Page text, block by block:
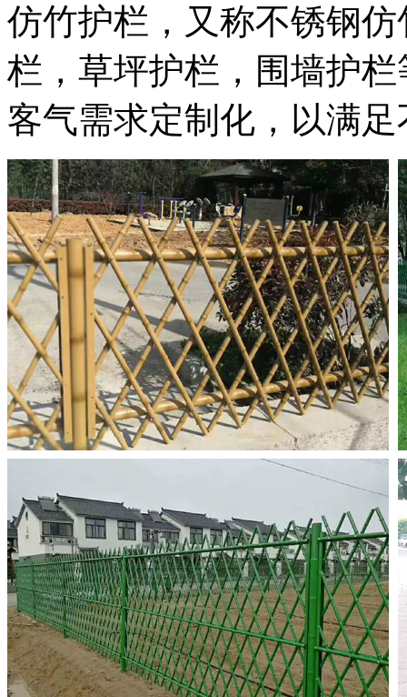
仿竹护栏，又称不锈钢
栏，草坪护栏，围墙护
客气需求定制化，以满